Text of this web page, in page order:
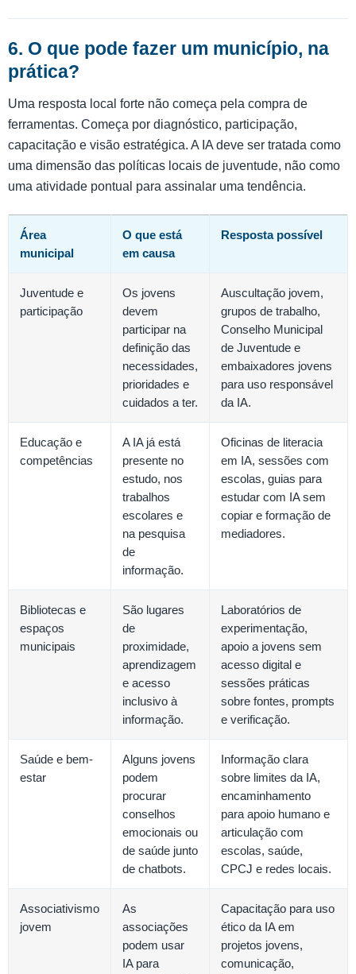
6. O que pode fazer um município, na
prática?
Uma resposta local forte não começa pela compra de
ferramentas. Começa por diagnóstico, participação,
capacitação e visão estratégica. A IA deve ser tratada como
uma dimensão das políticas locais de juventude, não como
uma atividade pontual para assinalar uma tendência.
Área
municipal
O que está
em causa
Resposta possível
Juventude e
participação
Os jovens
devem
participar na
definição das
necessidades,
prioridades e
cuidados a ter.
Auscultação jovem,
grupos de trabalho,
Conselho Municipal
de Juventude e
embaixadores jovens
para uso responsável
da IA.
Educação e
competências
A IA já está
presente no
estudo, nos
trabalhos
escolares e
na pesquisa
de
informação.
Oficinas de literacia
em IA, sessões com
escolas, guias para
estudar com IA sem
copiar e formação de
mediadores.
Bibliotecas e
espaços
municipais
São lugares
de
proximidade,
aprendizagem
e acesso
inclusivo à
informação.
Laboratórios de
experimentação,
apoio a jovens sem
acesso digital e
sessões práticas
sobre fontes, prompts
e verificação.
Saúde e bem-
estar
Alguns jovens
podem
procurar
conselhos
emocionais ou
de saúde junto
de chatbots.
Informação clara
sobre limites da IA,
encaminhamento
para apoio humano e
articulação com
escolas, saúde,
CPCJ e redes locais.
Associativismo
jovem
As
associações
podem usar
IA para
Capacitação para uso
ético da IA em
projetos jovens,
comunicação,